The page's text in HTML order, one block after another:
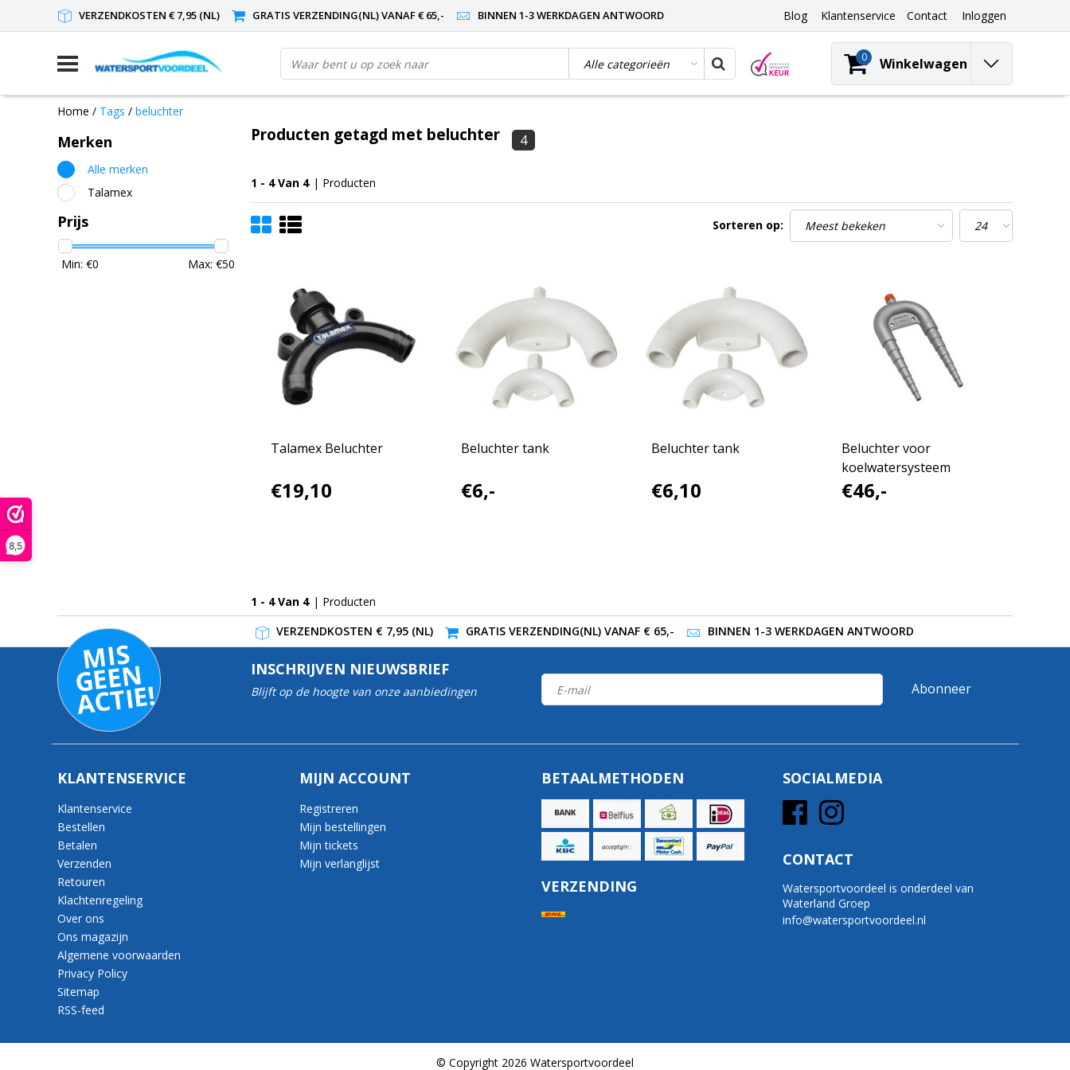
8,5
VERZENDKOSTEN € 7,95 (NL) GRATIS VERZENDING(NL) VANAF € 65,- BINNEN 1-3 WERKDAGEN ANTWOORD Blog Klantenservice Contact Inloggen
0 Winkelwagen
Home / Tags / beluchter
Merken
Alle merken
Talamex
Prijs
Min: €0 Max: €50
Producten getagd met beluchter 4
1 - 4 Van 4 | Producten
Sorteren op:
Talamex Beluchter
€19,10
Beluchter tank
€6,-
Beluchter tank
€6,10
Beluchter voor
koelwatersysteem
€46,-
1 - 4 Van 4 | Producten
VERZENDKOSTEN € 7,95 (NL)
GRATIS VERZENDING(NL) VANAF € 65,- BINNEN 1-3 WERKDAGEN ANTWOORD
MI
S
G
E
E
N
A
C
TI
E!
INSCHRIJVEN NIEUWSBRIEF
Blijft op de hoogte van onze aanbiedingen Abonneer
KLANTENSERVICE
Klantenservice
Bestellen
Betalen
Verzenden
Retouren
Klachtenregeling
Over ons
Ons magazijn
Algemene voorwaarden
Privacy Policy
Sitemap
RSS-feed
MIJN ACCOUNT
Registreren
Mijn bestellingen
Mijn tickets
Mijn verlanglijst
BETAALMETHODEN
VERZENDING
SOCIALMEDIA
CONTACT
Watersportvoordeel is onderdeel van
Waterland Groep
info@watersportvoordeel.nl
© Copyright 2026 Watersportvoordeel